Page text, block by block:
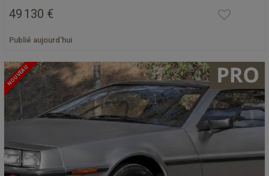
49 130 €
Publié aujourd'hui
NOUVEAU